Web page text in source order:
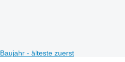
Baujahr - älteste zuerst